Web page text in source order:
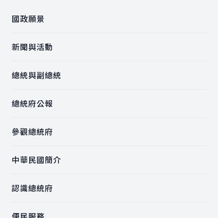
國政願景
新聞與活動
總統與副總統
總統府公報
參觀總統府
中華民國簡介
認識總統府